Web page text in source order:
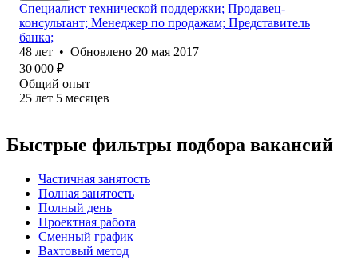
Специалист технической поддержки; Продавец-
консультант; Менеджер по продажам; Представитель
банка;
48 лет • Обновлено 20 мая 2017
30 000 ₽
Общий опыт
25 лет 5 месяцев
Быстрые фильтры подбора вакансий
Частичная занятость
Полная занятость
Полный день
Проектная работа
Сменный график
Вахтовый метод